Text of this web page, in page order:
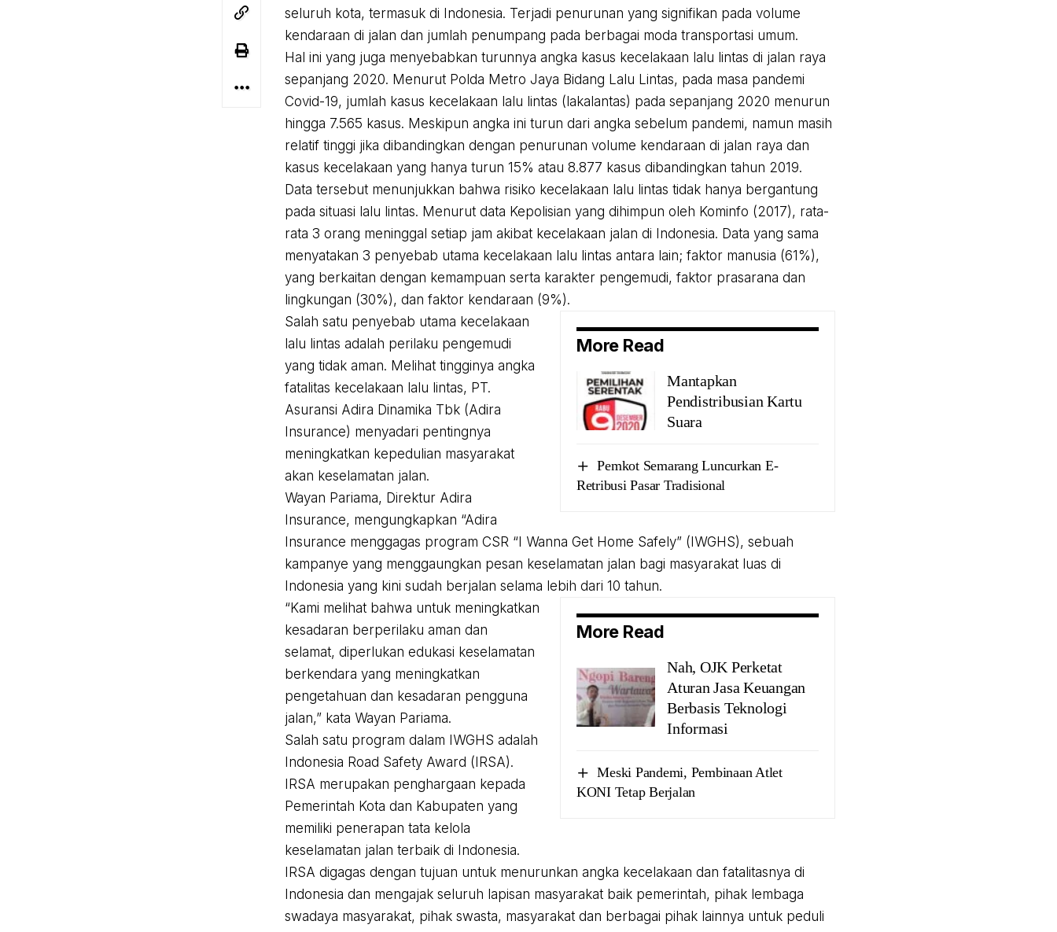
seluruh kota, termasuk di Indonesia. Terjadi penurunan yang signifikan pada volume
kendaraan di jalan dan jumlah penumpang pada berbagai moda transportasi umum.
Hal ini yang juga menyebabkan turunnya angka kasus kecelakaan lalu lintas di jalan raya
sepanjang 2020. Menurut Polda Metro Jaya Bidang Lalu Lintas, pada masa pandemi
Covid-19, jumlah kasus kecelakaan lalu lintas (lakalantas) pada sepanjang 2020 menurun
hingga 7.565 kasus. Meskipun angka ini turun dari angka sebelum pandemi, namun masih
relatif tinggi jika dibandingkan dengan penurunan volume kendaraan di jalan raya dan
kasus kecelakaan yang hanya turun 15% atau 8.877 kasus dibandingkan tahun 2019.
Data tersebut menunjukkan bahwa risiko kecelakaan lalu lintas tidak hanya bergantung
pada situasi lalu lintas. Menurut data Kepolisian yang dihimpun oleh Kominfo (2017), rata-
rata 3 orang meninggal setiap jam akibat kecelakaan jalan di Indonesia. Data yang sama
menyatakan 3 penyebab utama kecelakaan lalu lintas antara lain; faktor manusia (61%),
yang berkaitan dengan kemampuan serta karakter pengemudi, faktor prasarana dan
lingkungan (30%), dan faktor kendaraan (9%).
More Read
Mantapkan
Pendistribusian Kartu
Suara
Pemkot Semarang Luncurkan E-
Retribusi Pasar Tradisional
Salah satu penyebab utama kecelakaan
lalu lintas adalah perilaku pengemudi
yang tidak aman. Melihat tingginya angka
fatalitas kecelakaan lalu lintas, PT.
Asuransi Adira Dinamika Tbk (Adira
Insurance) menyadari pentingnya
meningkatkan kepedulian masyarakat
akan keselamatan jalan.
Wayan Pariama, Direktur Adira
Insurance, mengungkapkan “Adira
Insurance menggagas program CSR “I Wanna Get Home Safely” (IWGHS), sebuah
kampanye yang menggaungkan pesan keselamatan jalan bagi masyarakat luas di
Indonesia yang kini sudah berjalan selama lebih dari 10 tahun.
More Read
Nah, OJK Perketat
Aturan Jasa Keuangan
Berbasis Teknologi
Informasi
Meski Pandemi, Pembinaan Atlet
KONI Tetap Berjalan
“Kami melihat bahwa untuk meningkatkan
kesadaran berperilaku aman dan
selamat, diperlukan edukasi keselamatan
berkendara yang meningkatkan
pengetahuan dan kesadaran pengguna
jalan,” kata Wayan Pariama.
Salah satu program dalam IWGHS adalah
Indonesia Road Safety Award (IRSA).
IRSA merupakan penghargaan kepada
Pemerintah Kota dan Kabupaten yang
memiliki penerapan tata kelola
keselamatan jalan terbaik di Indonesia.
IRSA digagas dengan tujuan untuk menurunkan angka kecelakaan dan fatalitasnya di
Indonesia dan mengajak seluruh lapisan masyarakat baik pemerintah, pihak lembaga
swadaya masyarakat, pihak swasta, masyarakat dan berbagai pihak lainnya untuk peduli